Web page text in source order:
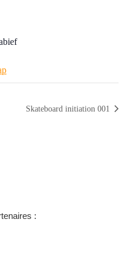
Skateboard initiation 001
: